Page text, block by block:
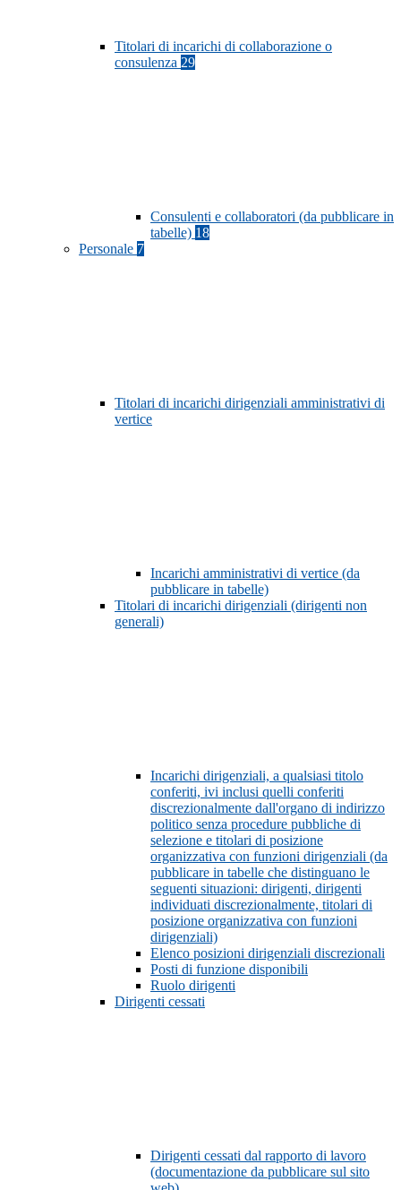
Titolari di incarichi di collaborazione o
consulenza 29
Consulenti e collaboratori (da pubblicare in
tabelle) 18
Personale 7
Titolari di incarichi dirigenziali amministrativi di
vertice
Incarichi amministrativi di vertice (da
pubblicare in tabelle)
Titolari di incarichi dirigenziali (dirigenti non
generali)
Incarichi dirigenziali, a qualsiasi titolo
conferiti, ivi inclusi quelli conferiti
discrezionalmente dall'organo di indirizzo
politico senza procedure pubbliche di
selezione e titolari di posizione
organizzativa con funzioni dirigenziali (da
pubblicare in tabelle che distinguano le
seguenti situazioni: dirigenti, dirigenti
individuati discrezionalmente, titolari di
posizione organizzativa con funzioni
dirigenziali)
Elenco posizioni dirigenziali discrezionali
Posti di funzione disponibili
Ruolo dirigenti
Dirigenti cessati
Dirigenti cessati dal rapporto di lavoro
(documentazione da pubblicare sul sito